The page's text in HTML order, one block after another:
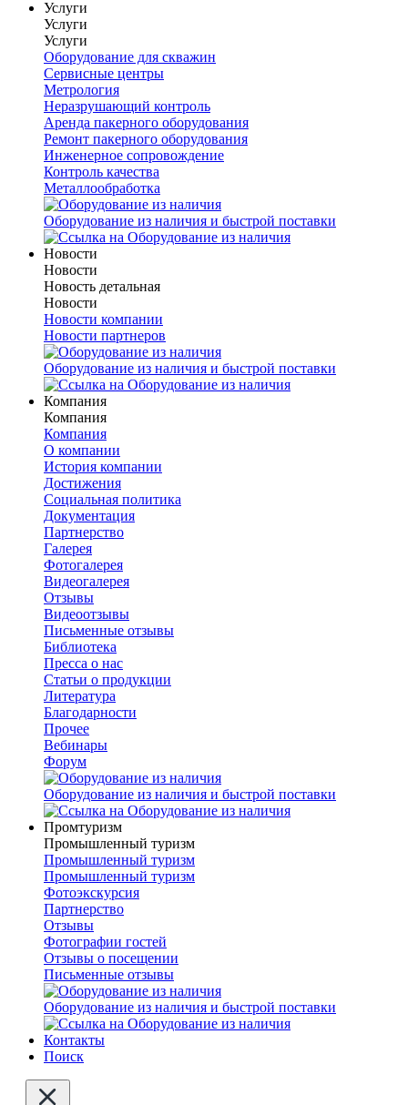
Услуги
Услуги
Услуги
Оборудование для скважин
Сервисные центры
Метрология
Неразрушающий контроль
Аренда пакерного оборудования
Ремонт пакерного оборудования
Инженерное сопровождение
Контроль качества
Металлообработка
Оборудование из наличия и быстрой поставки
Новости
Новости
Новость детальная
Новости
Новости компании
Новости партнеров
Оборудование из наличия и быстрой поставки
Компания
Компания
Компания
О компании
История компании
Достижения
Социальная политика
Документация
Партнерство
Галерея
Фотогалерея
Видеогалерея
Отзывы
Видеоотзывы
Письменные отзывы
Библиотека
Пресса о нас
Статьи о продукции
Литература
Благодарности
Прочее
Вебинары
Форум
Оборудование из наличия и быстрой поставки
Промтуризм
Промышленный туризм
Промышленный туризм
Промышленный туризм
Фотоэкскурсия
Партнерство
Отзывы
Фотографии гостей
Отзывы о посещении
Письменные отзывы
Оборудование из наличия и быстрой поставки
Контакты
Поиск